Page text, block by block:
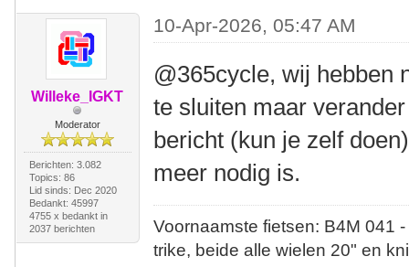
Willeke_IGKT
Moderator
Berichten: 3.082
Topics: 86
Lid sinds: Dec 2020
Bedankt: 45997
4755 x bedankt in
2037 berichten
10-Apr-2026, 05:47 AM
@365cycle, wij hebben
te sluiten maar
bericht (kun je zelf
meer nodig is.
Voornaamste fietsen: B4M
trike, beide alle wielen 20" en